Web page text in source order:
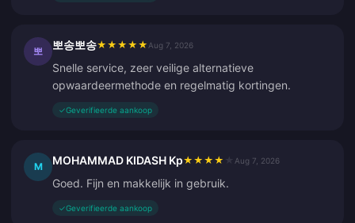
뽀 뽀송뽀송★ ★ ★ ★ ★ Aug 7, 2026
Snelle service, zeer veilige alternatieve
opwaardeermethode en regelmatig kortingen.
✓Geverifieerde aankoop
M MOHAMMAD KIDASH Kp★ ★ ★ ★ Aug 7, 2026
Goed. Fijn en makkelijk in gebruik.
✓Geverifieerde aankoop